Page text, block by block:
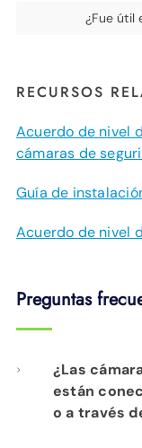
¿Fue útil
RECURSOS
Acuerdo de nivel
cámaras de
Guía de
Acuerdo de nivel
Preguntas
¿Las
están
o a través